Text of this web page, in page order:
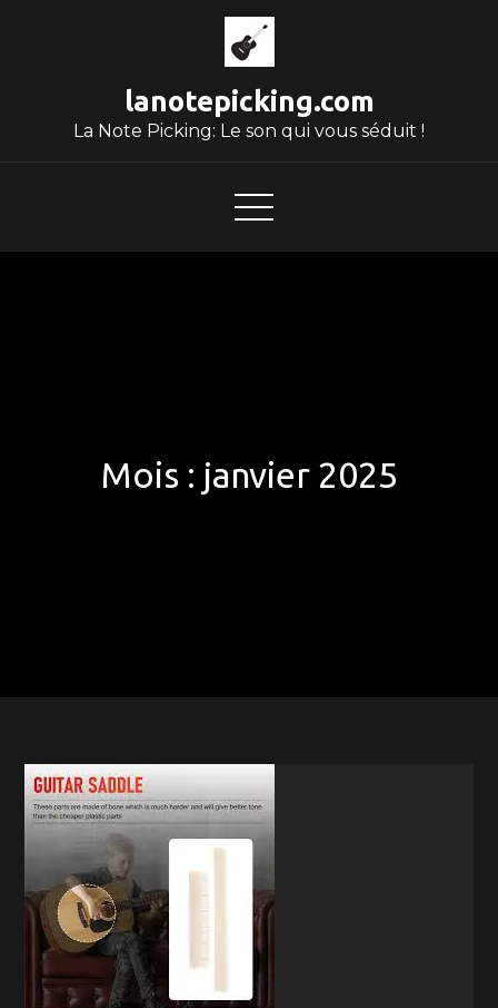
lanotepicking.com
La Note Picking: Le son qui vous séduit !
Mois : janvier 2025